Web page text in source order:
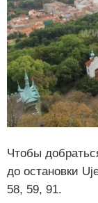
Чтобы
до остановки
58, 59, 91.